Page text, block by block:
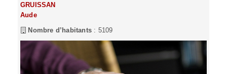
GRUISSAN
Aude
Nombre d’habitants : 5109